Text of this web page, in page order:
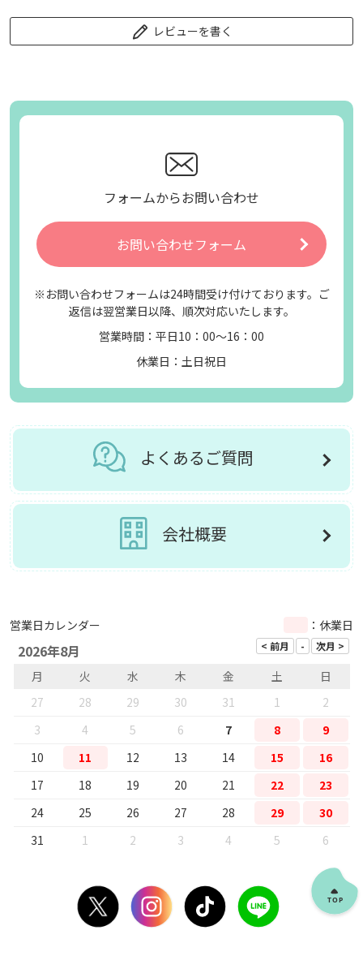
レビューを書く
フォームからお問い合わせ
お問い合わせフォーム
※お問い合わせフォームは24時間受け付けております。ご
返信は翌営業日以降、順次対応いたします。
営業時間：平日10：00～16：00
休業日：土日祝日
よくあるご質問
会社概要
営業日カレンダー ：休業日
2026年8月
月 火 水 木 金 土
日
27
28 29 30 31 1
2
3
4 5 6 7 8
9
10
11 12 13 14 15
16
17
18 19 20 21 22
23
24
25 26 27 28 29
30
31
1 2 3 4 5 6